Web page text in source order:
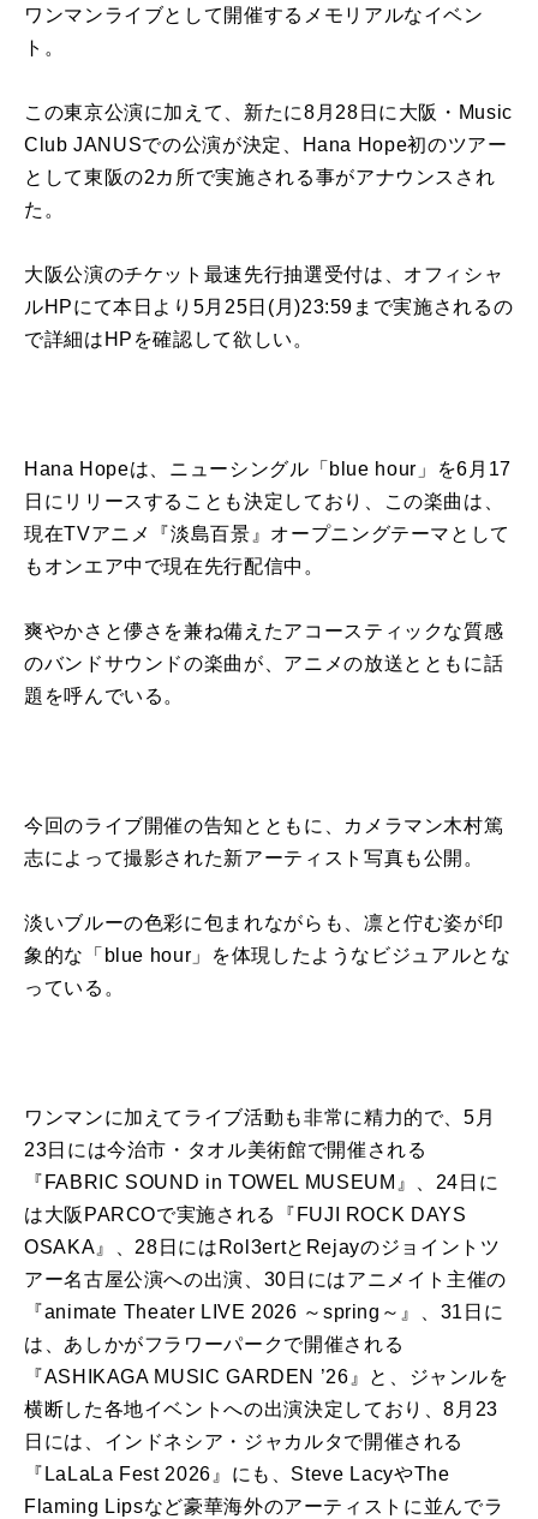
ワンマンライブとして 開催するメモリアルなイベン
ト。
こ の東京公演に加え て 、 新たに8月28 日 に大阪 ・ Music
Club JANUSでの公演が決定 、 Hana Hope初のツアー
として東阪の2カ所で実施される事がアナウンスされ
た。
大阪公演のチケット最速先行抽選受付は、オフィシャ
ルHPにて本 日 より 5月25日 (月 )23:59 まで実施されるの
で詳細は HP を確認して欲しい。
Hana Hopeは、ニューシングル「 blue hour 」を6月 17
日 に リリースすること も決定 して おり、この楽曲は、
現在TVアニメ『淡島百景』オープニングテーマとして
も オンエア中で現在先行配信中。
爽やかさと儚さを兼ね備えたアコースティックな質感
のバンドサウンドの楽曲 が、アニメの放送とと も に話
題を呼んでいる。
今回のライブ 開催の告知とと も に 、カメラマン木村篤
志によって撮影された新アーティスト 写真も公開 。
淡いブルーの色彩に包まれながら も 、凛と佇む姿が印
象的な「 blue hour 」を体現したようなビジュアルとな
っている。
ワンマンに加えて ライブ活動 も非常に精力的で、5月
23日 には今治市・タオル美術館で開催 される
『 FABRIC SOUND in TOWEL MUSEUM 』、 24 日 に
は大阪 PARCOで実施される『 FUJI ROCK DAYS
OSAKA』、28 日 には Rol3ertと Rejayのジョイントツ
アー名古屋公演への出演、 30 日 にはアニメイト主催の
『 animate Theater LIVE 2026 ～ spring ～』、 31 日 に
は、あしかがフラワーパークで開催される
『 ASHIKAGA MUSIC GARDEN ’26』と、ジャンルを
横断した各地イベントへの出演決定 して おり、8月 23
日 には、インドネシア・ジャカルタで開催される
『 LaLaLa Fest 2026』 に も 、 Steve LacyやThe
Flaming Lipsなど豪華海外のアーティスト に並んでラ